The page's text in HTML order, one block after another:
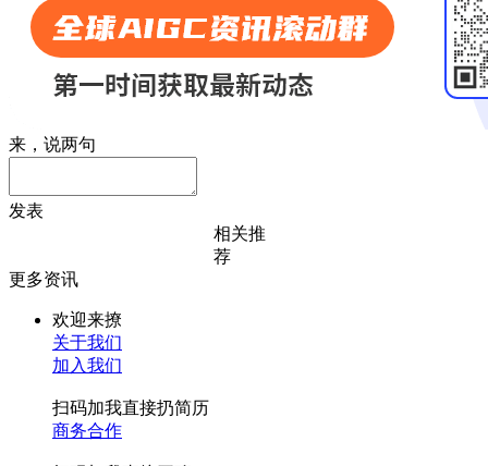
来，说两句
发表
相关推
荐
更多资讯
欢迎来撩
关于我们
加入我们
扫码加我直接扔简历
商务合作